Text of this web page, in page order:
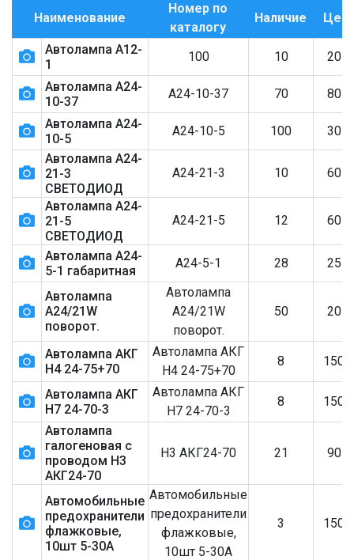
Наименование
Номер по
каталогу
Наличие
Автолампа А12-
1
100 10 20
Автолампа А24-
10-37
А24-10-37 70 80
Автолампа А24-
10-5
А24-10-5 100 30
Автолампа А24-
21-3
СВЕТОДИОД
А24-21-3 10 60
Автолампа А24-
21-5
СВЕТОДИОД
А24-21-5 12 60
Автолампа А24-
5-1 габаритная
А24-5-1 28 25
Автолампа
А24/21W
поворот.
Автолампа
А24/21W
поворот.
50 20
Автолампа АКГ
Н4 24-75+70
Автолампа АКГ
Н4 24-75+70
8 150
Автолампа АКГ
Н7 24-70-3
Автолампа АКГ
Н7 24-70-3
8 150
Автолампа
галогеновая с
проводом Н3
АКГ24-70
Н3 АКГ24-70 21 90
Автомобильные
предохранители
флажковые,
10шт 5-30А
Автомобильные
предохранители
флажковые,
10шт 5-30А
3 150